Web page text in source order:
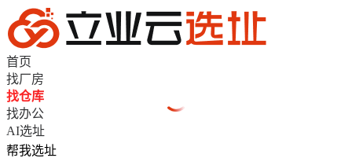
首页
找厂房
找仓库
找办公
AI选址
帮我选址